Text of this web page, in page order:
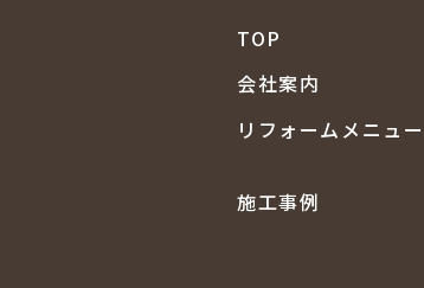
TOP
会社案内
リフォームメニュー
施工事例